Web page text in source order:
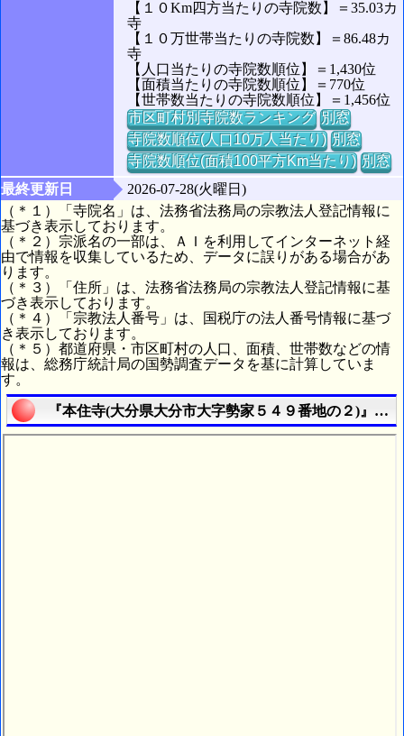
【１０Km四方当たりの寺院数】＝35.03カ
寺
【１０万世帯当たりの寺院数】＝86.48カ
寺
【人口当たりの寺院数順位】＝1,430位
【面積当たりの寺院数順位】＝770位
【世帯数当たりの寺院数順位】＝1,456位
市区町村別寺院数ランキング 別窓
寺院数順位(人口10万人当たり) 別窓
寺院数順位(面積100平方Km当たり) 別窓
最終更新日
2026-07-28(火曜日)
（＊１）「寺院名」は、法務省法務局の宗教法人登記情報に
基づき表示しております。
（＊２）宗派名の一部は、ＡＩを利用してインターネット経
由で情報を収集しているため、データに誤りがある場合があ
ります。
（＊３）「住所」は、法務省法務局の宗教法人登記情報に基
づき表示しております。
（＊４）「宗教法人番号」は、国税庁の法人番号情報に基づ
き表示しております。
（＊５）都道府県・市区町村の人口、面積、世帯数などの情
報は、総務庁統計局の国勢調査データを基に計算していま
す。
『本住寺(大分県大分市大字勢家５４９番地の２)』の